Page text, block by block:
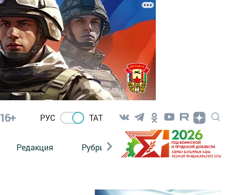
16+ РУС ТАТ
Редакция Рубрикалар